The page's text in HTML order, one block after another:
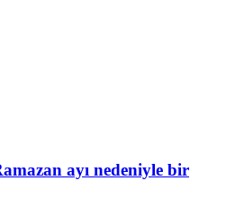
ayı nedeniyle bir